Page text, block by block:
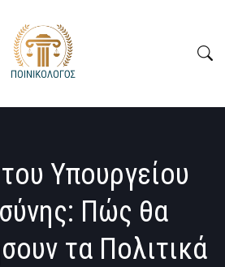
Υπουργείου
Πώς θα
τα Πολιτικά